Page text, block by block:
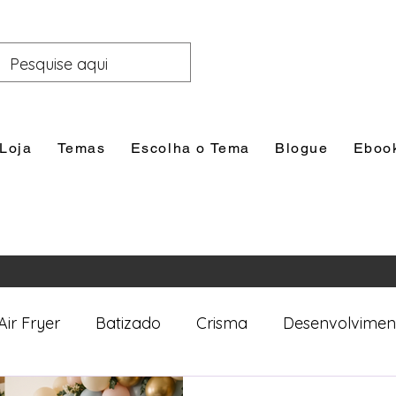
Loja Temas Escolha o Tema Blogue
Fryer Batizado Crisma